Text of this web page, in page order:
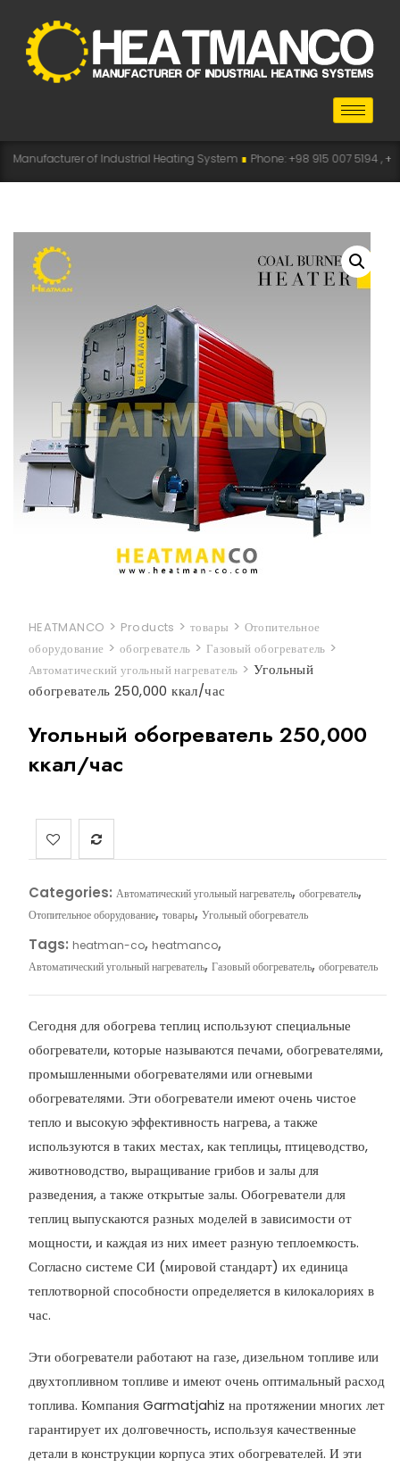
of Industrial Heating System∎Phone: +98 915 007 5194 , +98 915 112 5194∎
HEATMANCO > Products > товары > Отопительное
оборудование > обогреватель > Газовый обогреватель >
Автоматический угольный нагреватель > Угольный
обогреватель 250,000 ккал/час
Угольный обогреватель 250,000
ккал/час
Categories: Автоматический угольный нагреватель, обогреватель,
Отопительное оборудование, товары, Угольный обогреватель
Tags: heatman-co, heatmanco,
Автоматический угольный нагреватель, Газовый обогреватель, обогреватель
Сегодня для обогрева теплиц используют специальные
обогреватели, которые называются печами, обогревателями,
промышленными обогревателями или огневыми
обогревателями. Эти обогреватели имеют очень чистое
тепло и высокую эффективность нагрева, а также
используются в таких местах, как теплицы, птицеводство,
животноводство, выращивание грибов и залы для
разведения, а также открытые залы. Обогреватели для
теплиц выпускаются разных моделей в зависимости от
мощности, и каждая из них имеет разную теплоемкость.
Согласно системе СИ (мировой стандарт) их единица
теплотворной способности определяется в килокалориях в
час.
Эти обогреватели работают на газе, дизельном топливе или
двухтопливном топливе и имеют очень оптимальный расход
топлива. Компания Garmatjahiz на протяжении многих лет
гарантирует их долговечность, используя качественные
детали в конструкции корпуса этих обогревателей. И эти